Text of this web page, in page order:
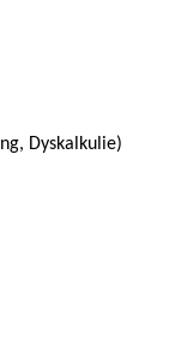
Dyskalkulie)